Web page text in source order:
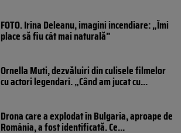
FOTO. Irina Deleanu, imagini incendiare: „Îmi
place să fiu cât mai naturală”
Ornella Muti, dezvăluiri din culisele filmelor
cu actori legendari. „Când am jucat cu...
Drona care a explodat în Bulgaria, aproape de
România, a fost identificată. Ce...